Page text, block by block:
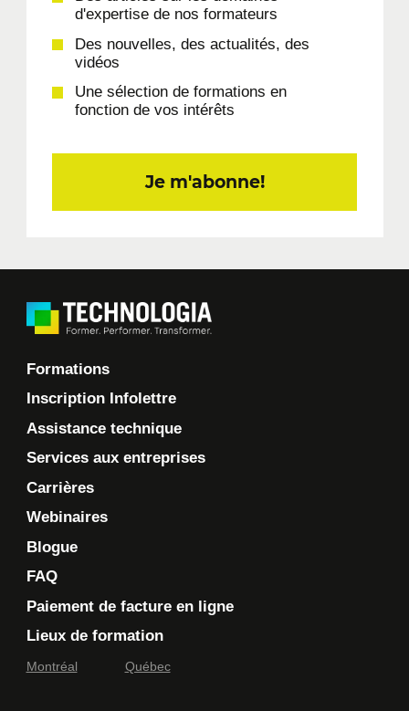
d'expertise de nos formateurs
Des nouvelles, des actualités, des
vidéos
Une sélection de formations en
fonction de vos intérêts
Je m'abonne!
Formations
Inscription Infolettre
Assistance technique
Services aux entreprises
Carrières
Webinaires
Blogue
FAQ
Paiement de facture en ligne
Lieux de formation
Montréal Québec